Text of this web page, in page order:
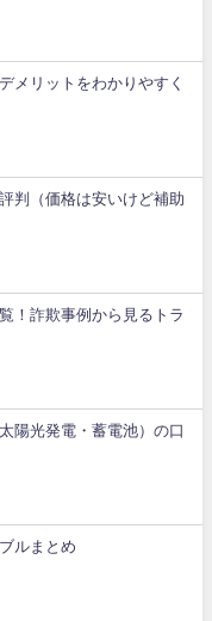
メリットをわかりやすく
判（価格は安いけど補助
！詐欺事例から見るトラ
陽光発電・蓄電池）の口
ルまとめ